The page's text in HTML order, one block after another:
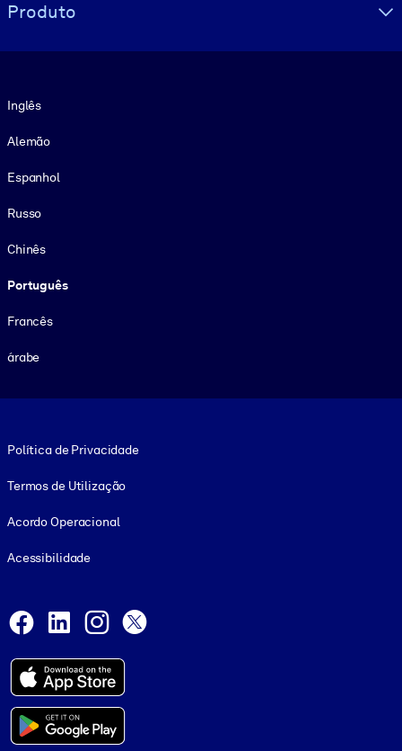
Produto
Inglês
Alemão
Espanhol
Russo
Chinês
Português
Francês
árabe
Política de Privacidade
Termos de Utilização
Acordo Operacional
Acessibilidade
Facebook
LinkedInInstagram